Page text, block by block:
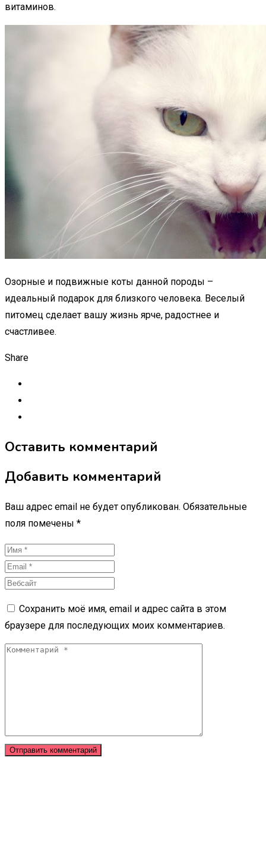
витаминов.
Озорные и подвижные коты данной породы –
идеальный подарок для близкого человека. Веселый
питомец сделает вашу жизнь ярче, радостнее и
счастливее.
Share
Оставить комментарий
Добавить комментарий
Ваш адрес email не будет опубликован. Обязательные
поля помечены *
Сохранить моё имя, email и адрес сайта в этом
браузере для последующих моих комментариев.